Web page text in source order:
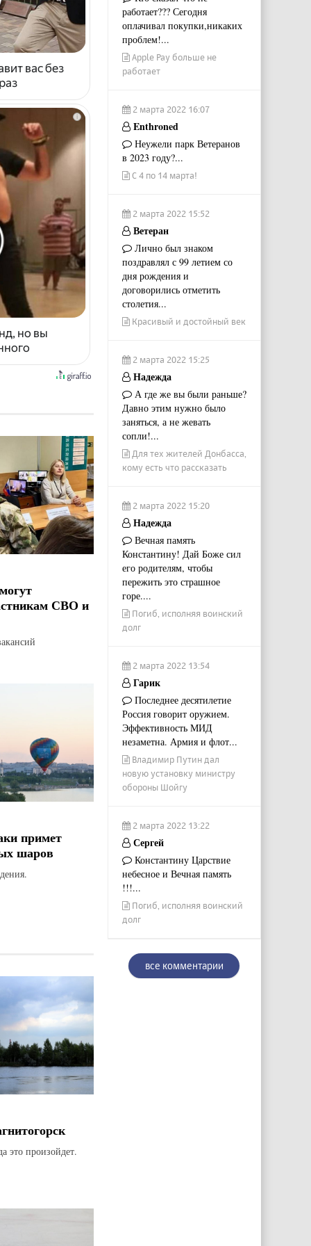
вас без
i
но вы
СВО и
примет
шаров
это произойдет.
работает??? Сегодня
оплачивал покупки,никаких
проблем!...
Apple Pay больше не
работает
2 марта 2022 16:07
Enthroned
Неужели парк Ветеранов
в 2023 году?...
С 4 по 14 марта!
2 марта 2022 15:52
Ветеран
Лично был знаком
поздравлял с 99 летием со
дня рождения и
договорились отметить
столетия...
Красивый и достойный век
2 марта 2022 15:25
Надежда
А где же вы были раньше?
Давно этим нужно было
заняться, а не жевать
сопли!...
Для тех жителей Донбасса,
кому есть что рассказать
2 марта 2022 15:20
Надежда
Вечная память
Константину! Дай Боже сил
его родителям, чтобы
пережить это страшное
горе....
Погиб, исполняя воинский
долг
2 марта 2022 13:54
Гарик
Последнее десятилетие
Россия говорит оружием.
Эффективность МИД
незаметна. Армия и флот...
Владимир Путин дал
новую установку министру
обороны Шойгу
2 марта 2022 13:22
Сергей
Константину Царствие
небесное и Вечная память
!!!...
Погиб, исполняя воинский
долг
все комментарии